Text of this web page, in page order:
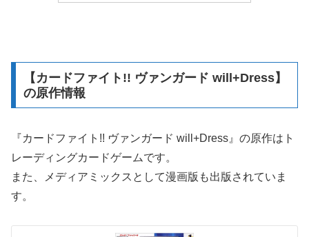
【カードファイト!! ヴァンガード will+Dress】
の原作情報
『カードファイト!! ヴァンガード will+Dress』の原作はト
レーディングカードゲームです。
また、メディアミックスとして漫画版も出版されていま
す。